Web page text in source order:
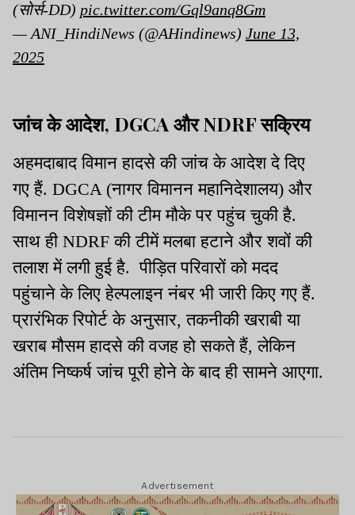
(सोर्स-DD) pic.twitter.com/Gql9anq8Gm
— ANI_HindiNews (@AHindinews) June 13,
2025
जांच के आदेश, DGCA और NDRF सक्रिय
अहमदाबाद विमान हादसे की जांच के आदेश दे दिए
गए हैं. DGCA (नागर विमानन महानिदेशालय) और
विमानन विशेषज्ञों की टीम मौके पर पहुंच चुकी है.
साथ ही NDRF की टीमें मलबा हटाने और शवों की
तलाश में लगी हुई है. पीड़ित परिवारों को मदद
पहुंचाने के लिए हेल्पलाइन नंबर भी जारी किए गए हैं.
प्रारंभिक रिपोर्ट के अनुसार, तकनीकी खराबी या
खराब मौसम हादसे की वजह हो सकते हैं, लेकिन
अंतिम निष्कर्ष जांच पूरी होने के बाद ही सामने आएगा.
Advertisement